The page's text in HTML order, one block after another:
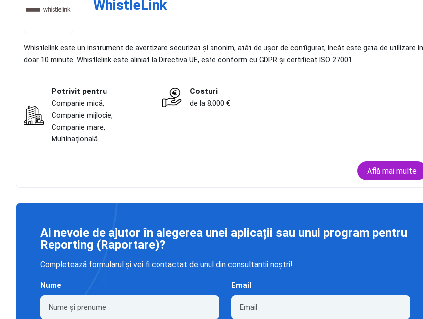
WhistleLink
Whistlelink este un instrument de avertizare securizat și anonim, atât de ușor de configurat, încât este gata de utilizare în
doar 10 minute. Whistlelink este aliniat la Directiva UE, este conform cu GDPR și certificat ISO 27001.
Potrivit pentru
Companie mică,
Companie mijlocie,
Companie mare,
Multinațională
Costuri
de la 8.000 €
Află mai multe
Ai nevoie de ajutor în alegerea unei aplicații sau unui program pentru
Reporting (Raportare)?
Completează formularul și vei fi contactat de unul din consultanții noștri!
Nume Email